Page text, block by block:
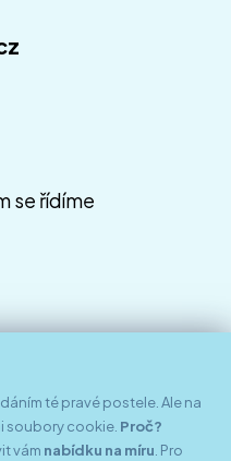
té pravé postele. Ale na
soubory cookie. Proč?
vám nabídku na míru . Pro
se řídíme